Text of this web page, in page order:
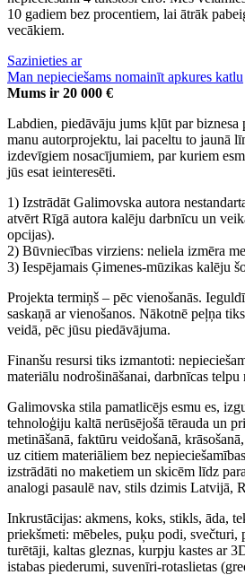
10 gadiem bez procentiem, lai ātrāk
vecākiem.
Sazinieties ar
Man nepieciešams nomainīt apkures katlu
Mums ir 20 000 €
Labdien, piedāvāju jums kļūt par biznesa
manu autorprojektu, lai paceltu to jaunā
izdevīgiem nosacījumiem, par kuriem
jūs esat ieinteresēti.
1) Izstrādāt Galimovska autora
atvērt Rīgā autora kalēju darbnīcu un
opcijas).
2) Būvniecības virziens: neliela izmēra
3) Iespējamais Ģimenes-mūzikas kalēju
Projekta termiņš – pēc vienošanās.
saskaņā ar vienošanos. Nākotnē peļņa
veidā, pēc jūsu piedāvājuma.
Finanšu resursi tiks izmantoti:
materiālu nodrošināšanai, darbnīcas telpu
Galimovska stila pamatlicējs esmu es,
tehnoloģiju kaltā nerūsējošā tērauda un
metināšanā, faktūru veidošanā,
uz citiem materiāliem bez
izstrādāti no maketiem un skicēm līdz
analogi pasaulē nav, stils dzimis Latvijā,
Inkrustācijas: akmens, koks, stikls, āda,
priekšmeti: mēbeles, puķu podi, svečturi,
turētāji, kaltas gleznas, kurpju kastes ar
istabas piederumi, suvenīri-rotaslietas